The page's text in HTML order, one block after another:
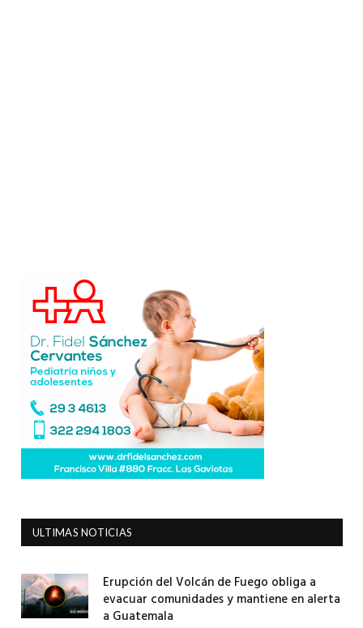
ULTIMAS NOTICIAS
Erupción del Volcán de Fuego obliga a
evacuar comunidades y mantiene en alerta
a Guatemala